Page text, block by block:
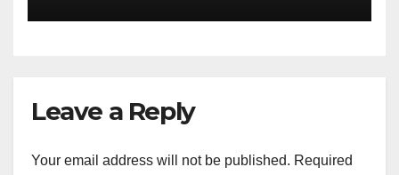
Leave a Reply
Your email address will not be published. Required